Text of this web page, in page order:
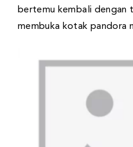
bertemu kembali dengan
membuka kotak pandora